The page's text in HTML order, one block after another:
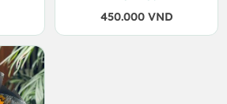
450.000 VND